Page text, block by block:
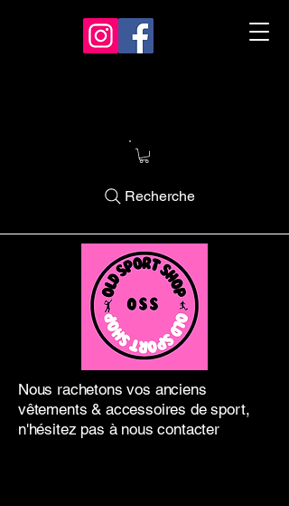
Nous rachetons vos anciens
vêtements & accessoires de sport,
n'hésitez pas à nous contacter
Recherche